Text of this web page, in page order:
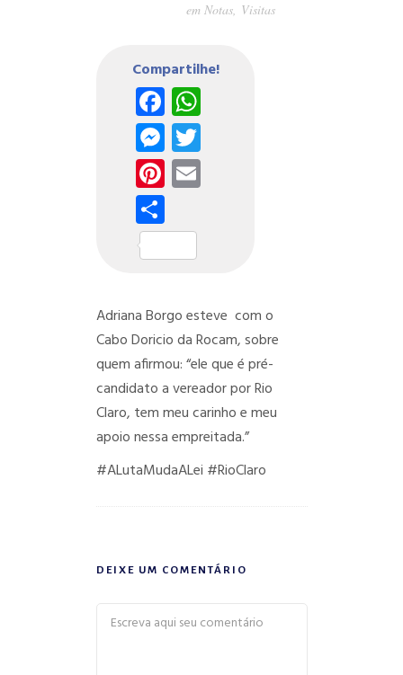
em Notas, Visitas
Compartilhe!
Facebook
WhatsApp
Messenger
Twitter
Pinterest
Email
Share
Adriana Borgo esteve com o
Cabo Doricio da Rocam, sobre
quem afirmou: “ele que é pré-
candidato a vereador por Rio
Claro, tem meu carinho e meu
apoio nessa empreitada.”
#ALutaMudaALei #RioClaro
DEIXE UM COMENTÁRIO